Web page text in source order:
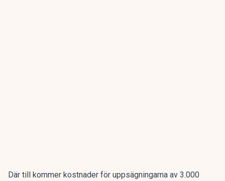
Där till kommer kostnader för uppsägningarna av 3.000